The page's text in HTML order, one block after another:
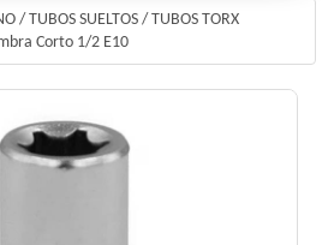
/ TUBOS SUELTOS / TUBOS TORX
Corto 1/2 E10